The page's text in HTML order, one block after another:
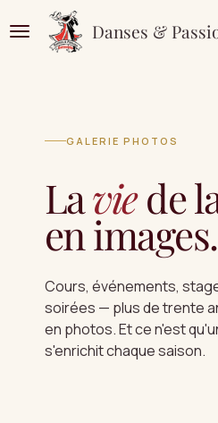
Passer
au
Danses &
GALERIE PHOTOS
Laviede
en images.
Cours, événements,
soirées — plus de trente
en photos. Et ce n'est
s'enrichit chaque saison.